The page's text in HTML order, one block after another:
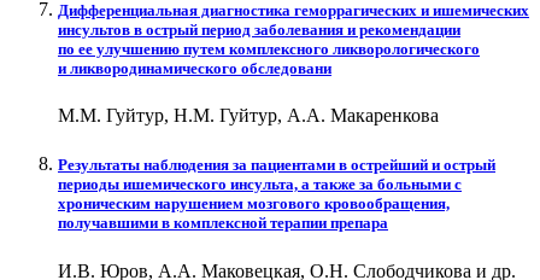
Дифференциальная диагностика геморрагических и ишемических
инсультов в острый период заболевания и рекомендации
по ее улучшению путем комплексного ликворологического
и ликвородинамического обследовани
М.М. Гуйтур, Н.М. Гуйтур, А.А. Макаренкова
Результаты наблюдения за пациентами в острейший и острый
периоды ишемического инсульта, а также за больными с
хроническим нарушением мозгового кровообращения,
получавшими в комплексной терапии препара
И.В. Юров, А.А. Маковецкая, О.Н. Слободчикова и др.